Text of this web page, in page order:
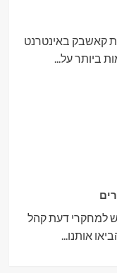
קאשבק באינטרנט
ביותר על...
למחקרי דעת קהל
אותנו...